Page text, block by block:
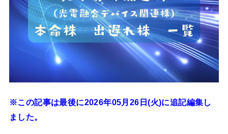
※この記事は最後に2026年05月26日(火)に追記編集し
ました。